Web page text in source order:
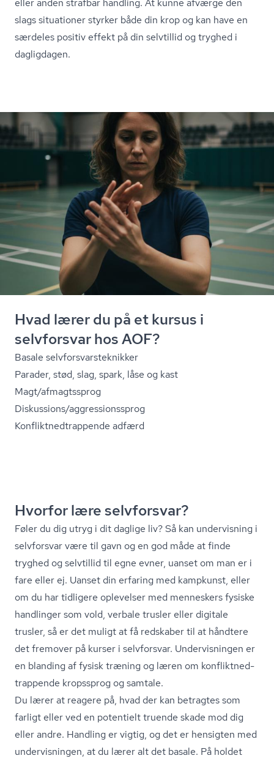
eller anden strafbar handling. At kunne afværge den
slags situationer styrker både din krop og kan have en
særdeles positiv effekt på din selvtillid og tryghed i
dagligdagen.
Hvad lærer du på et kursus i
selvforsvar hos AOF?
Basale selv­for­svars­tek­nik­ker
Parader, stød, slag, spark, låse og kast
Magt/afmagtssprog
Diskussions/ag­gres­sions­sprog
Kon­flik­t­ned­trap­pen­de adfærd
Hvorfor lære selvforsvar?
Føler du dig utryg i dit daglige liv? Så kan undervisning i
selvforsvar være til gavn og en god måde at finde
tryghed og selvtillid til egne evner, uanset om man er i
fare eller ej. Uanset din erfaring med kampkunst, eller
om du har tidligere oplevelser med menneskers fysiske
handlinger som vold, verbale trusler eller digitale
trusler, så er det muligt at få redskaber til at håndtere
det fremover på kurser i selvforsvar. Undervisningen er
en blanding af fysisk træning og læren om kon­flik­t­ned­
trap­pen­de kropssprog og samtale.
Du lærer at reagere på, hvad der kan betragtes som
farligt eller ved en potentielt truende skade mod dig
eller andre. Handling er vigtig, og det er hensigten med
undervisningen, at du lærer alt det basale. På holdet